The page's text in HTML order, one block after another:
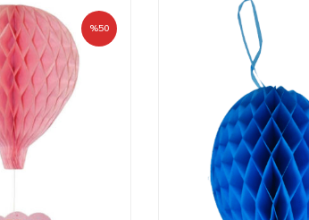
%50